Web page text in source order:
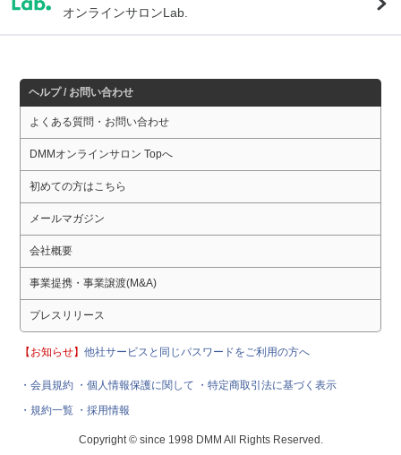
オンラインサロンLab.
ヘルプ / お問い合わせ
よくある質問・お問い合わせ
DMMオンラインサロン Topへ
初めての方はこちら
メールマガジン
会社概要
事業提携・事業譲渡(M&A)
プレスリリース
【お知らせ】他社サービスと同じパスワードをご利用の方へ
・会員規約 ・個人情報保護に関して
・特定商取引法に基づく表示
・規約一覧 ・採用情報
Copyright © since 1998 DMM All Rights Reserved.